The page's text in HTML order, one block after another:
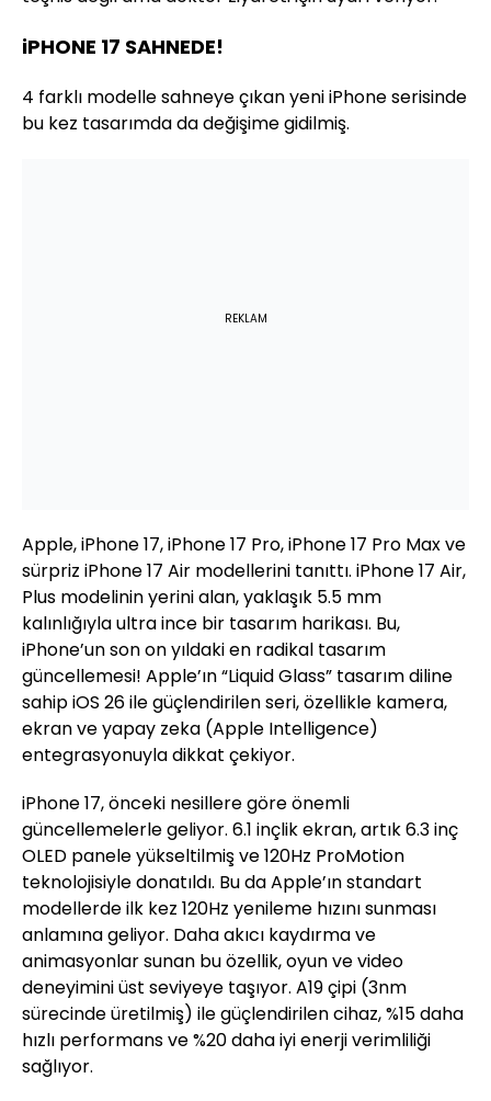
iPHONE 17 SAHNEDE!
4 farklı modelle sahneye çıkan yeni iPhone serisinde
bu kez tasarımda da değişime gidilmiş.
REKLAM
Apple, iPhone 17, iPhone 17 Pro, iPhone 17 Pro Max ve
sürpriz iPhone 17 Air modellerini tanıttı. iPhone 17 Air,
Plus modelinin yerini alan, yaklaşık 5.5 mm
kalınlığıyla ultra ince bir tasarım harikası. Bu,
iPhone’un son on yıldaki en radikal tasarım
güncellemesi! Apple’ın “Liquid Glass” tasarım diline
sahip iOS 26 ile güçlendirilen seri, özellikle kamera,
ekran ve yapay zeka (Apple Intelligence)
entegrasyonuyla dikkat çekiyor.
iPhone 17, önceki nesillere göre önemli
güncellemelerle geliyor. 6.1 inçlik ekran, artık 6.3 inç
OLED panele yükseltilmiş ve 120Hz ProMotion
teknolojisiyle donatıldı. Bu da Apple’ın standart
modellerde ilk kez 120Hz yenileme hızını sunması
anlamına geliyor. Daha akıcı kaydırma ve
animasyonlar sunan bu özellik, oyun ve video
deneyimini üst seviyeye taşıyor. A19 çipi (3nm
sürecinde üretilmiş) ile güçlendirilen cihaz, %15 daha
hızlı performans ve %20 daha iyi enerji verimliliği
sağlıyor.